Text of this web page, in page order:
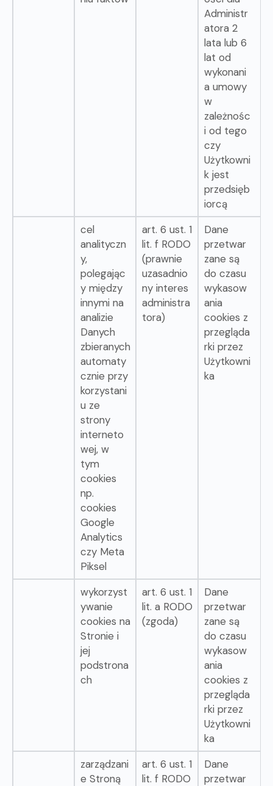
Administr
atora 2
lata lub 6
lat od
wykonani
a umowy
w
zależnośc
i od tego
czy
Użytkowni
k jest
przedsięb
iorcą
cel
analityczn
y,
polegając
y między
innymi na
analizie
Danych
zbieranych
automaty
cznie przy
korzystani
u ze
strony
interneto
wej, w
tym
cookies
np.
cookies
Google
Analytics
czy Meta
Piksel
art. 6 ust. 1
lit. f RODO
(prawnie
uzasadnio
ny interes
administra
tora)
Dane
przetwar
zane są
do czasu
wykasow
ania
cookies z
przegląda
rki przez
Użytkowni
ka
wykorzyst
ywanie
cookies na
Stronie i
jej
podstrona
ch
art. 6 ust. 1
lit. a RODO
(zgoda)
Dane
przetwar
zane są
do czasu
wykasow
ania
cookies z
przegląda
rki przez
Użytkowni
ka
zarządzani
e Stroną
art. 6 ust. 1
lit. f RODO
Dane
przetwar